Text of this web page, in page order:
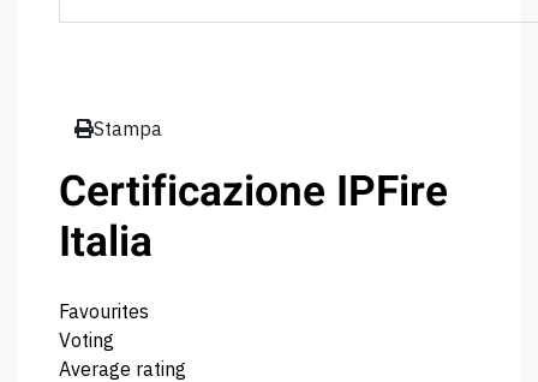
Stampa
Certificazione IPFire
Italia
Favourites
Voting
Average rating